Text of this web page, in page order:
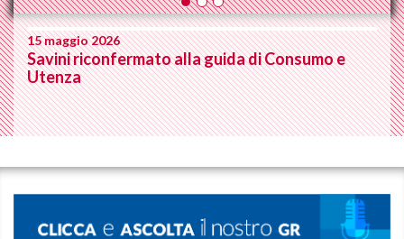
15 maggio 2026
Savini riconfermato alla guida di Consumo e
Utenza